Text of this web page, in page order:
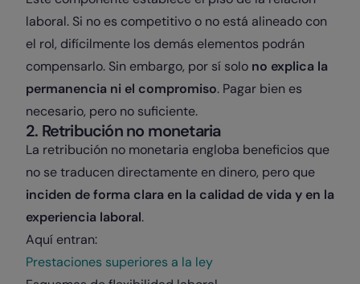
laboral. Si no es competitivo o no está alineado con
el rol, difícilmente los demás elementos podrán
compensarlo. Sin embargo, por sí solo no explica la
permanencia ni el compromiso. Pagar bien es
necesario, pero no suficiente.
2. Retribución no monetaria
La retribución no monetaria engloba beneficios que
no se traducen directamente en dinero, pero que
inciden de forma clara en la calidad de vida y en la
experiencia laboral.
Aquí entran:
Prestaciones superiores a la ley